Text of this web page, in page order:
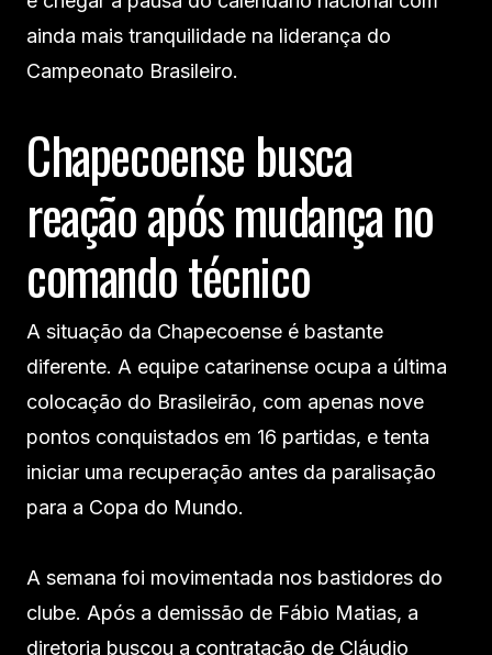
ainda mais tranquilidade na liderança do
Campeonato Brasileiro.
Chapecoense busca
reação após mudança no
comando técnico
A situação da Chapecoense é bastante
diferente. A equipe catarinense ocupa a última
colocação do Brasileirão, com apenas nove
pontos conquistados em 16 partidas, e tenta
iniciar uma recuperação antes da paralisação
para a Copa do Mundo.
A semana foi movimentada nos bastidores do
clube. Após a demissão de Fábio Matias, a
diretoria buscou a contratação de Cláudio